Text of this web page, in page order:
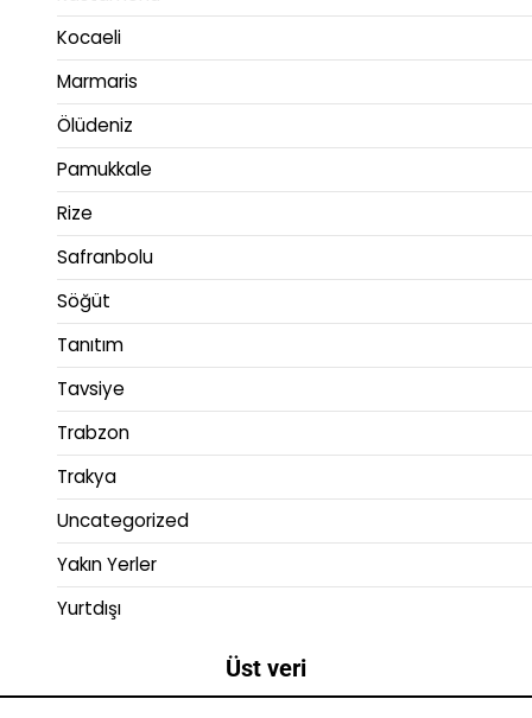
Kocaeli
Marmaris
Ölüdeniz
Pamukkale
Rize
Safranbolu
Söğüt
Tanıtım
Tavsiye
Trabzon
Trakya
Uncategorized
Yakın Yerler
Yurtdışı
Üst veri